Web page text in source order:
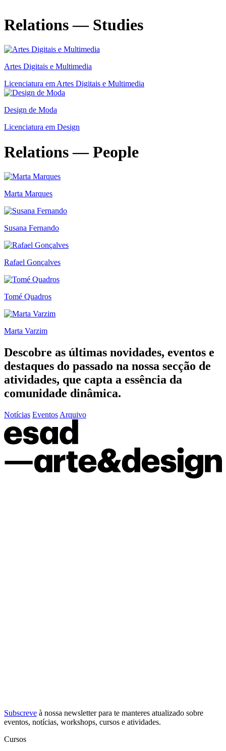
Relations — Studies
Artes Digitais e Multimedia
Licenciatura em Artes Digitais e Multimedia
Design de Moda
Licenciatura em Design
Relations — People
Marta Marques
Susana Fernando
Rafael Gonçalves
Tomé Quadros
Marta Varzim
Descobre as últimas novidades, eventos e
destaques do passado na nossa secção de
atividades, que capta a essência da
comunidade dinâmica.
Notícias Eventos Arquivo
Subscreve à nossa newsletterpara te manteres atualizado sobre
eventos, notícias, workshops, cursos e atividades.
Cursos